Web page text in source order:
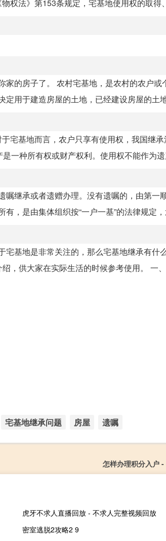
权法》第153条规定，宅基地使用权的取得
的房子了。 农村宅基地，是农村的农户或
用于建造房屋的土地，已经建设房屋的土
宅基地而言，农户只享有使用权，我国继
一种所有权或财产权利。使用权不能作为
继承或者遗赠办理。没有遗嘱的，由第一
，是由集体组织按“一户一基”的法律规定
基地是非常关注的，那么宅基地继承有什
，供大家在实际生活的时候参考使用。 一
宅基地继承问题 房屋 遗嘱
怎样办理积分入户
虎牙不求人直播回放 - 不求人完整视频回放
密室逃脱2攻略2 9